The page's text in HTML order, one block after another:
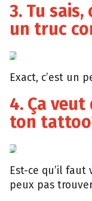
3. Tu
un truc
Giphy
Exact, c’est un
4. Ça
ton
Giphy
Est-ce qu’il faut
peux pas